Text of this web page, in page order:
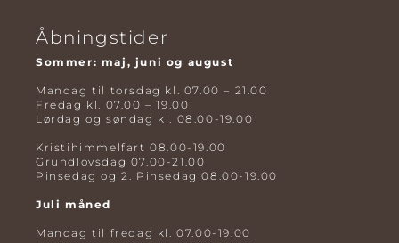
Åbningstider
Sommer: maj, juni og august
Mandag til torsdag kl. 07.00 – 21.00
Fredag kl. 07.00 – 19.00
Lørdag og søndag kl. 08.00-19.00
Kristihimmelfart 08.00-19.00
Grundlovsdag 07.00-21.00
Pinsedag og 2. Pinsedag 08.00-19.00
Juli måned
Mandag til fredag kl. 07.00-19.00